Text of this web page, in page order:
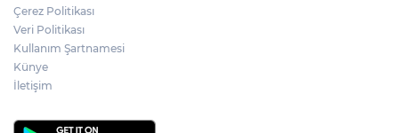
Çerez Politikası
Veri Politikası
Kullanım Şartnamesi
Künye
İletişim